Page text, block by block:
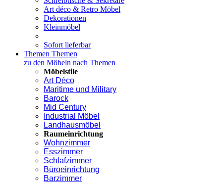
Art déco & Retro Möbel
Dekorationen
Kleinmöbel
Sofort lieferbar
Themen Themen
zu den Möbeln nach Themen
Möbelstile
Art Déco
Maritime und Military
Barock
Mid Century
Industrial Möbel
Landhausmöbel
Raumeinrichtung
Wohnzimmer
Esszimmer
Schlafzimmer
Büroeinrichtung
Barzimmer